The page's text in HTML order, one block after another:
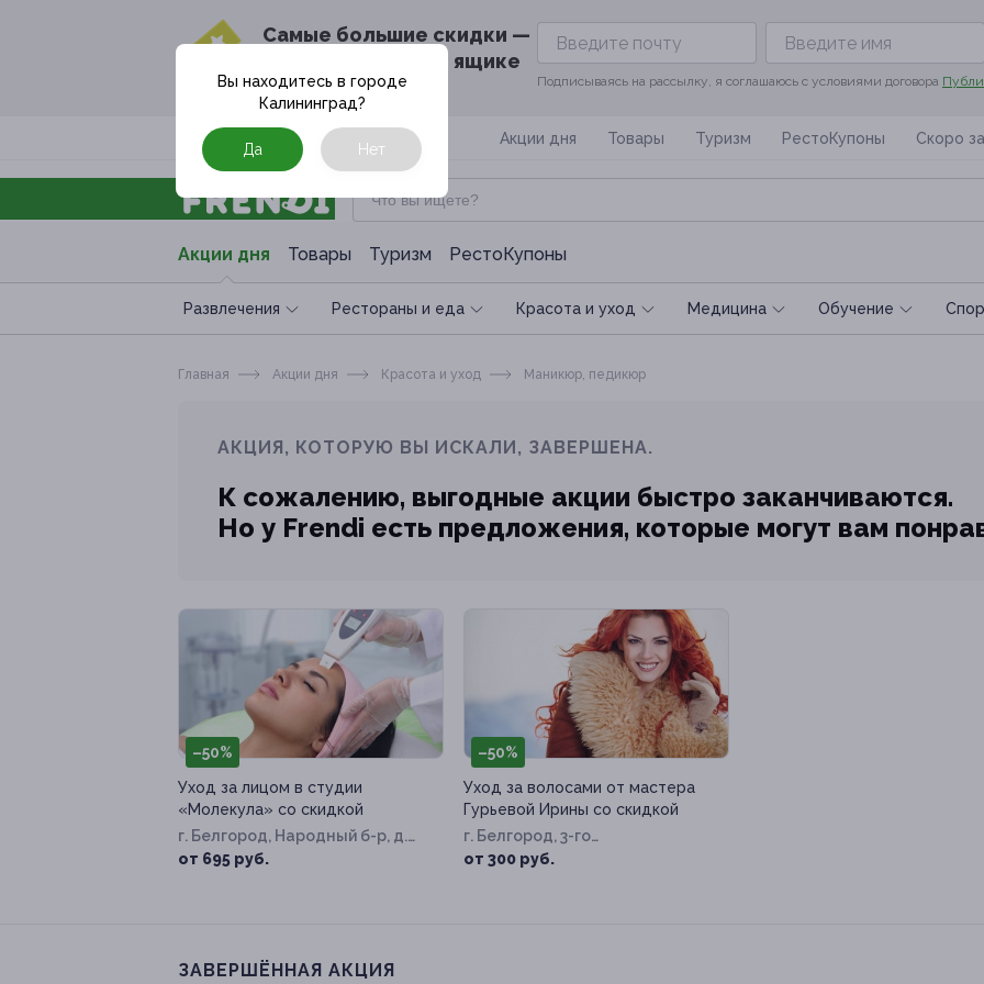
Cамые большие скидки —
в твоём почтовом ящике
Подписываясь на рассылку, я соглашаюсь с условиями договора
Москва Акции дня Товары Туризм РестоКупоны Скоро
Акции дня Товары Туризм РестоКупоны
Развлечения Рестораны и еда Красота и уход Медицина Обучение
Вы находитесь в городе
Калининград?
Да Нет
Главная Акции дня Красота и уход Маникюр, педикюр
АКЦИЯ, КОТОРУЮ ВЫ ИСКАЛИ, ЗАВЕРШЕНА.
К сожалению, выгодные акции быстро заканчиваются.
Но у Frendi есть предложения, которые могут вам
–50%
Уход за лицом в студии
«Молекула» со скидкой
г. Белгород, Народный б-р, д.
87
от 695 руб.
–50%
Уход за волосами от мастера
Гурьевой Ирины со скидкой
г. Белгород, 3-го
Интернационала ул, д. 94
от 300 руб.
ЗАВЕРШЁННАЯ АКЦИЯ